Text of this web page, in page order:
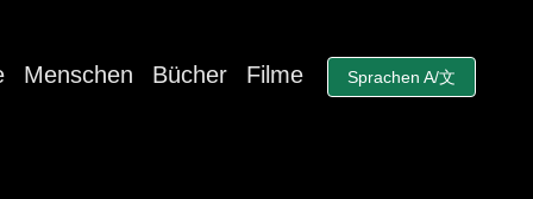
Menschen Bücher Filme Sprachen A/文